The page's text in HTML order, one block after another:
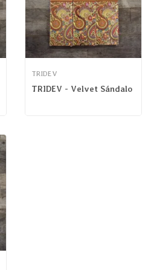
TRIDEV
TRIDEV - Velvet Sándalo